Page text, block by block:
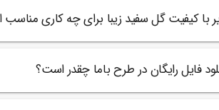
با کیفیت گل سفید زیبا برای چه کاری
فایل رایگان در طرح باما چقدر است؟